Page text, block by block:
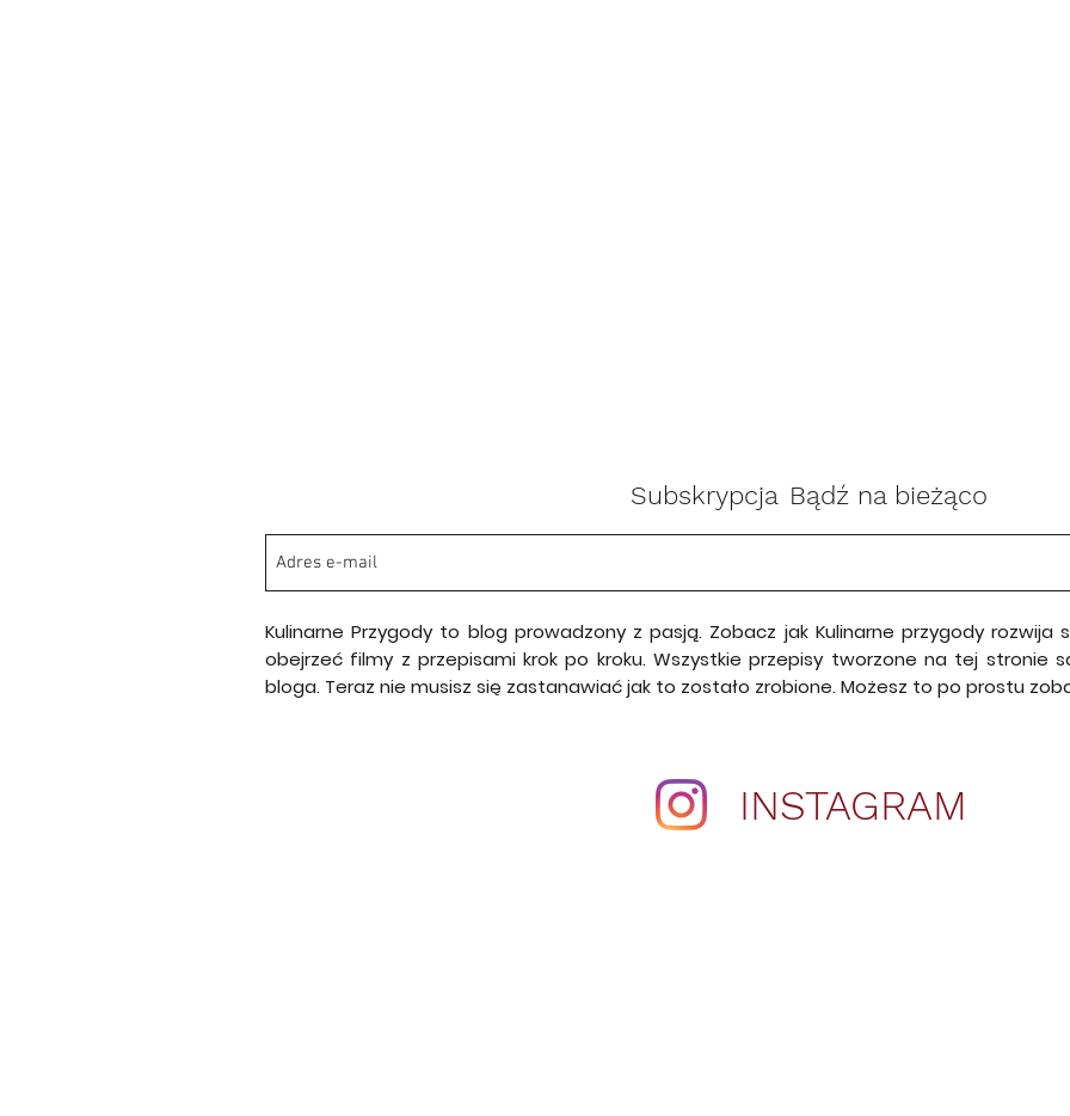
Subskrypcja Bądź na bieżąco
Kulinarne Przygody to blog prowadzony z pasją. Zobacz jak Kulinarne przygody rozwija
obejrzeć filmy z przepisami krok po kroku. Wszystkie przepisy tworzone na tej stronie
bloga. Teraz nie musisz się zastanawiać jak to zostało zrobione. Możesz to po prostu
INSTAGRAM